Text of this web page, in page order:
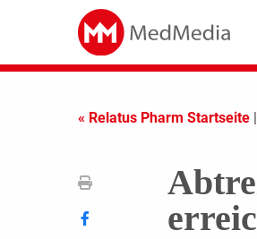
« Relatus Pharm Startseite